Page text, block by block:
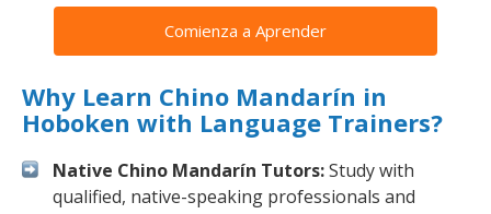
Comienza a Aprender
Why Learn Chino Mandarín in
Hoboken with Language Trainers?
Native Chino Mandarín Tutors:Study with
qualified, native-speaking professionals and